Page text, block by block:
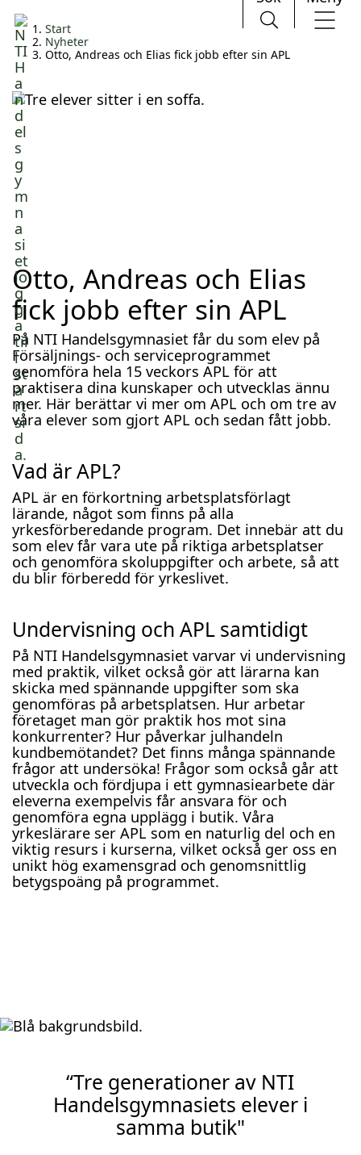
Huvudnavigation
Start
Nyheter
Otto, Andreas och Elias fick jobb efter sin APL
Otto, Andreas och Elias
fick jobb efter sin APL
På NTI Handelsgymnasiet får du som elev på
Försäljnings- och serviceprogrammet
genomföra hela 15 veckors APL för att
praktisera dina kunskaper och utvecklas ännu
mer. Här berättar vi mer om APL och om tre av
våra elever som gjort APL och sedan fått jobb.
Vad är APL?
APL är en förkortning arbetsplatsförlagt
lärande, något som finns på alla
yrkesförberedande program. Det innebär att du
som elev får vara ute på riktiga arbetsplatser
och genomföra skoluppgifter och arbete, så att
du blir förberedd för yrkeslivet.
Undervisning och APL samtidigt
På NTI Handelsgymnasiet varvar vi undervisning
med praktik, vilket också gör att lärarna kan
skicka med spännande uppgifter som ska
genomföras på arbetsplatsen. Hur arbetar
företaget man gör praktik hos mot sina
konkurrenter? Hur påverkar julhandeln
kundbemötandet? Det finns många spännande
frågor att undersöka! Frågor som också går att
utveckla och fördjupa i ett gymnasiearbete där
eleverna exempelvis får ansvara för och
genomföra egna upplägg i butik. Våra
yrkeslärare ser APL som en naturlig del och en
viktig resurs i kurserna, vilket också ger oss en
unikt hög examensgrad och genomsnittlig
betygspoäng på programmet.
“Tre generationer av NTI
Handelsgymnasiets elever i
samma butik"